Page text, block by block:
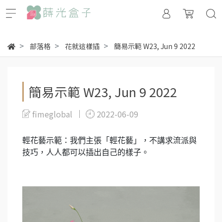
部落格 花就這樣插 簡易示範 W23, Jun 9 2022
簡易示範 W23, Jun 9 2022
fimeglobal 2022-06-09
輕花藝示範：我們主張「輕花藝」，不講求流派與
技巧，人人都可以插出自己的樣子。